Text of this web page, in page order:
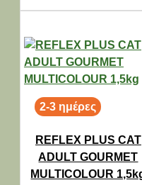
2-3 ημέρες
REFLEX PLUS CAT
ADULT GOURMET
MULTICOLOUR